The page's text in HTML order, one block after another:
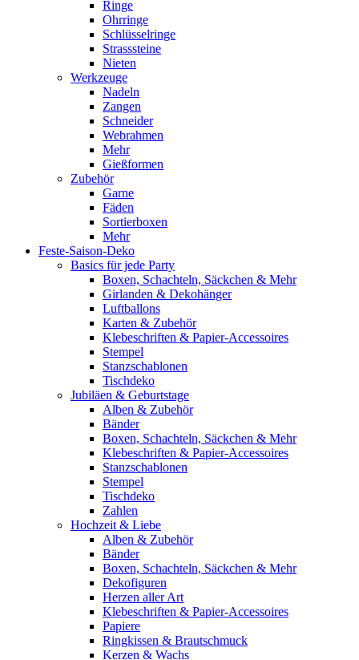
Ringe
Ohrringe
Schlüsselringe
Strasssteine
Nieten
Werkzeuge
Nadeln
Zangen
Schneider
Webrahmen
Mehr
Gießformen
Zubehör
Garne
Fäden
Sortierboxen
Mehr
Feste-Saison-Deko
Basics für jede Party
Boxen, Schachteln, Säckchen & Mehr
Girlanden & Dekohänger
Luftballons
Karten & Zubehör
Klebeschriften & Papier-Accessoires
Stempel
Stanzschablonen
Tischdeko
Jubiläen & Geburtstage
Alben & Zubehör
Bänder
Boxen, Schachteln, Säckchen & Mehr
Klebeschriften & Papier-Accessoires
Stanzschablonen
Stempel
Tischdeko
Zahlen
Hochzeit & Liebe
Alben & Zubehör
Bänder
Boxen, Schachteln, Säckchen & Mehr
Dekofiguren
Herzen aller Art
Klebeschriften & Papier-Accessoires
Papiere
Ringkissen & Brautschmuck
Kerzen & Wachs